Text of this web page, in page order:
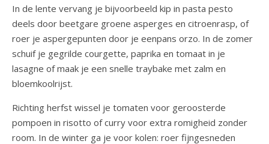
In de lente vervang je bijvoorbeeld kip in pasta pesto
deels door beetgare groene asperges en citroenrasp, of
roer je aspergepunten door je eenpans orzo. In de zomer
schuif je gegrilde courgette, paprika en tomaat in je
lasagne of maak je een snelle traybake met zalm en
bloemkoolrijst.
Richting herfst wissel je tomaten voor geroosterde
pompoen in risotto of curry voor extra romigheid zonder
room. In de winter ga je voor kolen: roer fijngesneden